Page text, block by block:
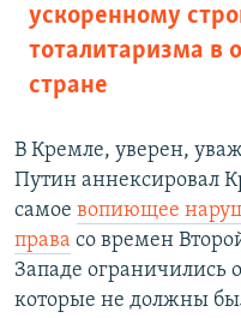
ускоренному
тоталитаризма в
стране
В Кремле, уверен,
Путин аннексировал
самое вопиющее
права со времен
Западе
которые не должны